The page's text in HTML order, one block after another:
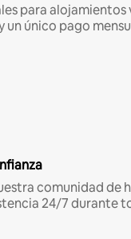
para alojamientos
un único pago
comunidad de
24/7 durante